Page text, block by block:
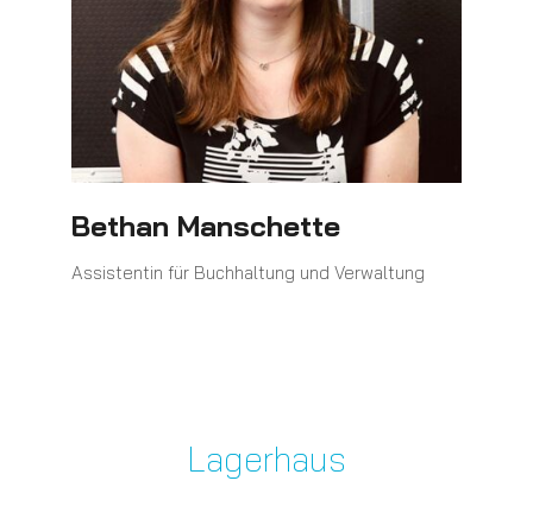
Bethan Manschette
Assistentin für Buchhaltung und Verwaltung
Lagerhaus